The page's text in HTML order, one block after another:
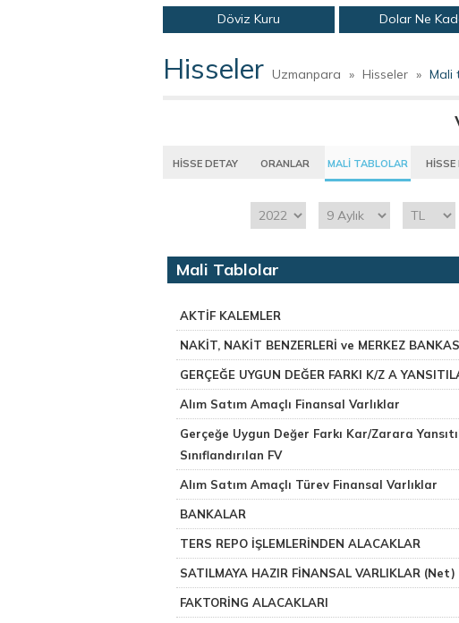
Döviz Kuru Dolar Ne
Hisseler Uzmanpara » Hisseler » Mali
HİSSE DETAY ORANLAR MALİ TABLOLAR HİSSE
Mali Tablolar
AKTİF KALEMLER
NAKİT, NAKİT BENZERLERİ ve MERKEZ
GERÇEĞE UYGUN DEĞER FARKI K/Z A
Alım Satım Amaçlı Finansal Varlıklar
Gerçeğe Uygun Değer Farkı Kar/Zarara
Sınıflandırılan FV
Alım Satım Amaçlı Türev Finansal Varlıklar
BANKALAR
TERS REPO İŞLEMLERİNDEN ALACAKLAR
SATILMAYA HAZIR FİNANSAL VARLIKLAR (Net)
FAKTORİNG ALACAKLARI